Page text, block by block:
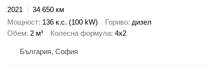
2021
34 650 км
Мощност 136 к.с. (100 kW) Гориво дизел
Обем 2 м³ Колесна формула 4x2
България, София